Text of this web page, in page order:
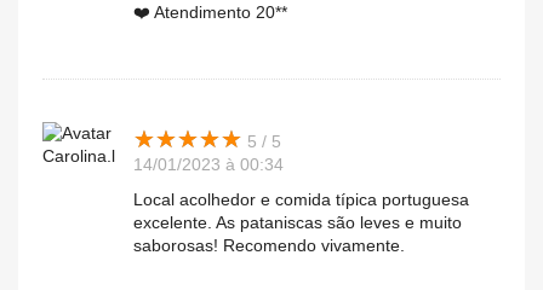
❤️ Atendimento 20**
Carolina.l
★★★★★
★★★★★ 5 / 5
14/01/2023 à 00:34
Local acolhedor e comida típica portuguesa
excelente. As pataniscas são leves e muito
saborosas! Recomendo vivamente.